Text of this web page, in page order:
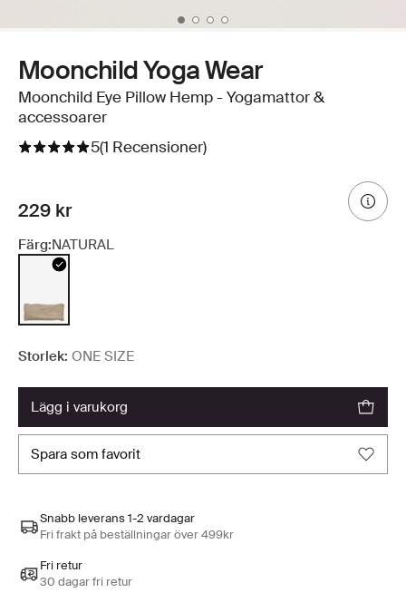
Moonchild Yoga Wear
Moonchild Eye Pillow Hemp - Yogamattor &
accessoarer
5(1 Recensioner)
229 kr
Färg:NATURAL
Storlek: ONE SIZE
lägg i varukorg
spara som favorit
Snabb leverans 1-2 vardagar
Fri frakt på beställningar över 499kr
Fri retur
30 dagar fri retur